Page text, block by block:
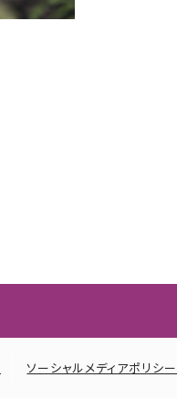
ソーシャルメディアポリシー